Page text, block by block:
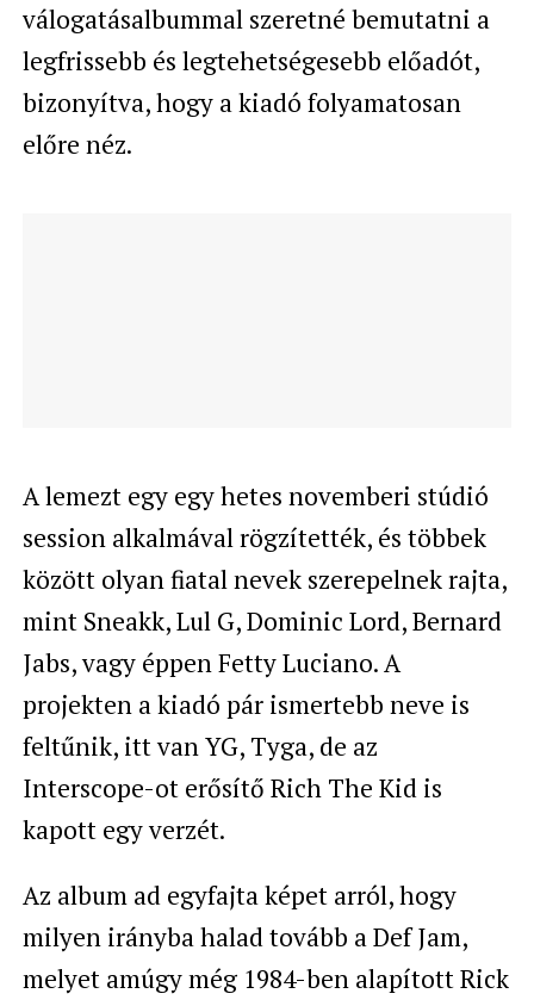
válogatásalbummal szeretné bemutatni a
legfrissebb és legtehetségesebb előadót,
bizonyítva, hogy a kiadó folyamatosan
előre néz.
A lemezt egy egy hetes novemberi stúdió
session alkalmával rögzítették, és többek
között olyan fiatal nevek szerepelnek rajta,
mint Sneakk,Lul G,Dominic Lord,Bernard
Jabs, vagy éppenFetty Luciano. A
projekten a kiadó pár ismertebb neve is
feltűnik, itt van YG, Tyga, de az
Interscope-ot erősítő Rich The Kid is
kapott egy verzét.
Az album ad egyfajta képet arról, hogy
milyen irányba halad tovább a Def Jam,
melyet amúgy még 1984-ben alapítottRick